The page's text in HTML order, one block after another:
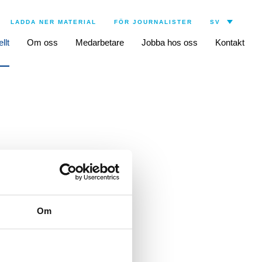
Om
LADDA NER MATERIAL FÖR JOURNALISTER
Om oss Medarbetare Jobba hos oss Kontakt
på rätt sätt.
urologi,
och
med sin familj